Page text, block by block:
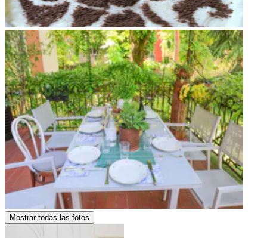
Mostrar todas las fotos